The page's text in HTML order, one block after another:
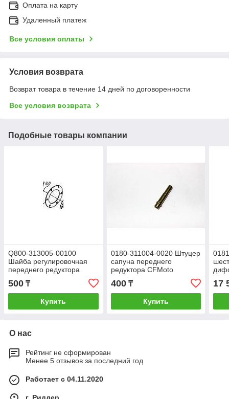
Оплата на карту
Удаленный платеж
Все условия оплаты
Условия возврата
Возврат товара в течение 14 дней по договоренности
Все условия возврата
Подобные товары компании
Q800-313005-00100
Шайба регулировочная
переднего редуктора
500/X5/X6/Z6/X8/X5HO
500 ₸
Купить
0180-311004-0020 Штуцер
сапуна переднего
редуктора CFMoto
500/X5/X6/Z6/X8/X5HO/X10/X8HO
400₸
Купить
500/
17
О нас
Рейтинг не сформирован
Менее 5 отзывов за последний год
Работает с 04.11.2020